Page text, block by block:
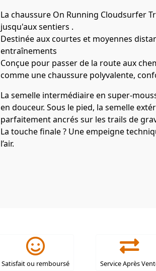
La chaussure On Running Cloudsurfer
jusqu'aux sentiers .
Destinée aux courtes et moyennes
entraînements
Conçue pour passer de la route aux
comme une chaussure polyvalente,
La semelle intermédiaire en super-
en douceur. Sous le pied, la semelle
parfaitement ancrés sur les trails de
La touche finale ? Une empeigne
l’air.
Satisfait ou remboursé Service Après